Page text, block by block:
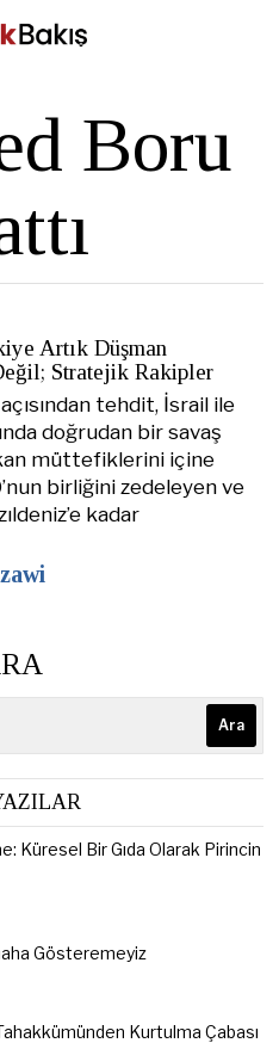
Boru
Artık Düşman
Stratejik Rakipler
tehdit, İsrail ile
doğrudan bir savaş
müttefiklerini içine
birliğini zedeleyen ve
kadar
Ara
Küresel Bir Gıda Olarak Pirincin
Gösteremeyiz
Kurtulma Çabası